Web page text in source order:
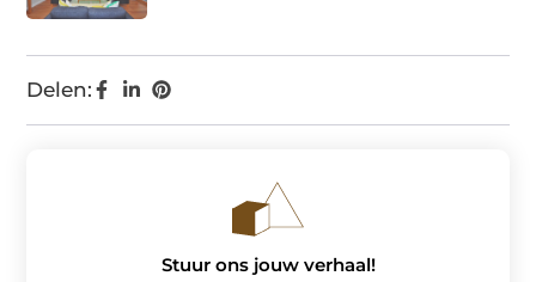
Delen:
Stuur ons jouw verhaal!